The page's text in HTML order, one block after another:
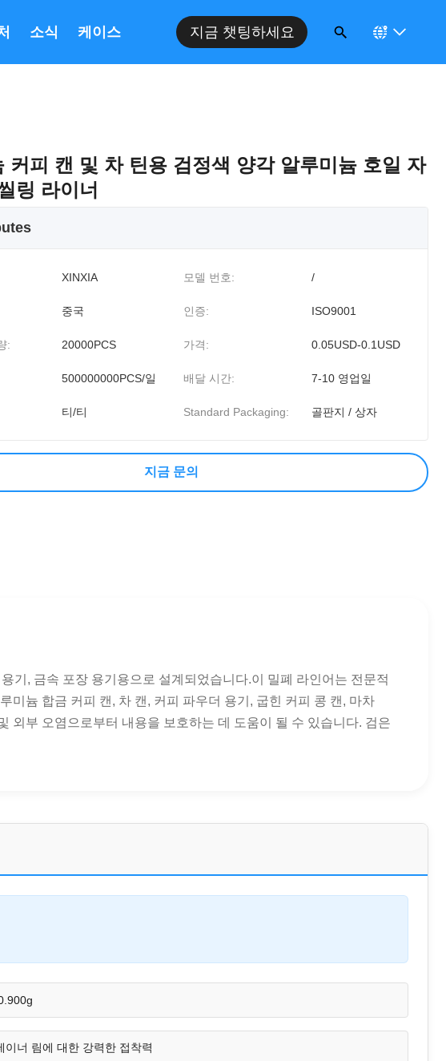
소식 케이스 지금 챗팅하세요
커피 캔 및 차 틴용 검정색 양각 알루미늄 호일 자
링 라이너
XINXIA 모델 번호: /
중국 인증: ISO9001
: 20000PCS 가격: 0.05USD-0.1USD
500000000PCS/일 배달 시간: 7-10 영업일
티/티 Standard Packaging: 골판지 / 상자
지금 문의
기, 금속 포장 용기용으로 설계되었습니다.이 밀폐 라인어는 전문적
미늄 합금 커피 캔, 차 캔, 커피 파우더 용기, 굽힌 커피 콩 캔, 마차
외부 오염으로부터 내용을 보호하는 데 도움이 될 수 있습니다. 검은
이너 림에 대한 강력한 접착력